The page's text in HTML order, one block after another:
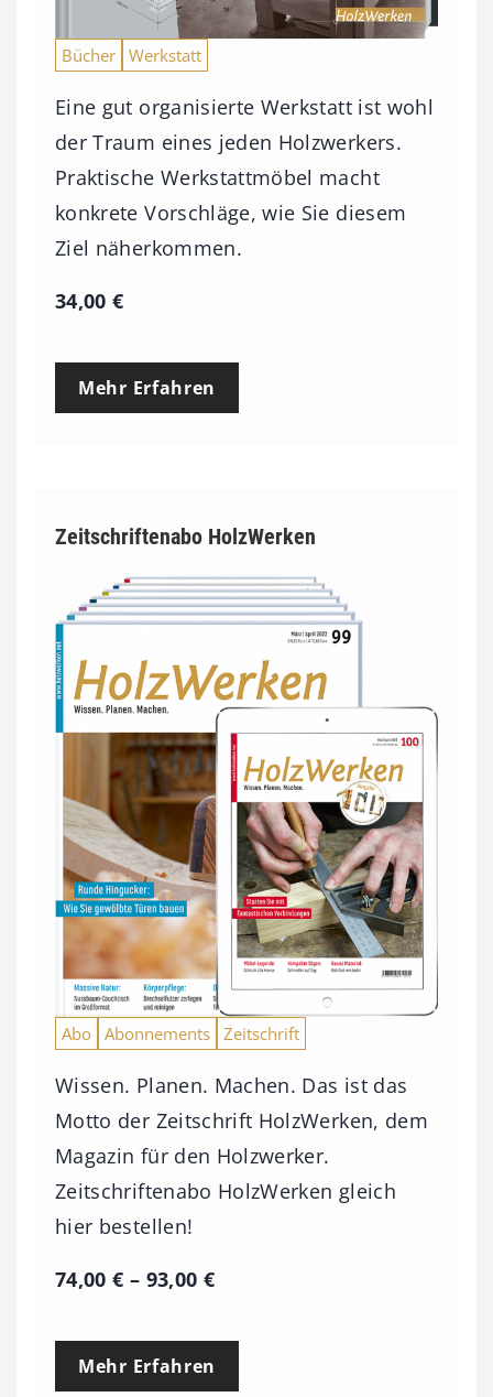
Bücher Werkstatt
Eine gut organisierte Werkstatt ist wohl
der Traum eines jeden Holzwerkers.
Praktische Werkstattmöbel macht
konkrete Vorschläge, wie Sie diesem
Ziel näherkommen.
34,00€
Mehr Erfahren
Zeitschriftenabo HolzWerken
Abo Abonnements Zeitschrift
Wissen. Planen. Machen. Das ist das
Motto der Zeitschrift HolzWerken, dem
Magazin für den Holzwerker.
Zeitschriftenabo HolzWerken gleich
hier bestellen!
74,00€ – 93,00 €P
e
Mehr Erfahren